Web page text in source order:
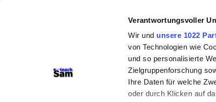
Verantwortungsvoller
Wir und unsere 1022
von Technologien wie
und so personalisierte
Zielgruppenforschung
Ihre Daten für welche
oder durch Klicken auf